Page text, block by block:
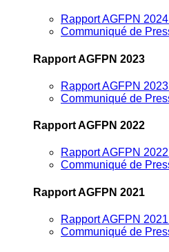
Rapport AGFPN
Communiqué de
Rapport AGFPN 2023
Rapport AGFPN
Communiqué de
Rapport AGFPN 2022
Rapport AGFPN
Communiqué de
Rapport AGFPN 2021
Rapport AGFPN
Communiqué de